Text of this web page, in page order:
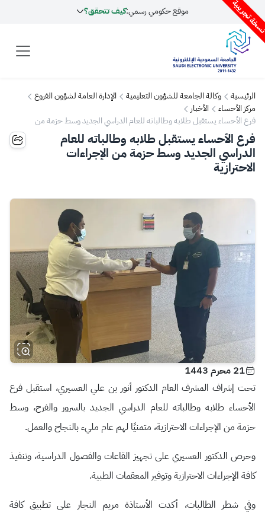
تجريبية موقع حكومي رسمي:كيف تتحقق؟
الرئيسية وكالة الجامعة للشؤون التعليمية
الإدارة العامة لشؤون الفروع
مركز الأحساء
الأخبار
فرع الأحساء يستقبل طلابه وطالباته للعام الدراسي الجديد وسط حزمة من
الإجراءات الاحترازية
فرع الأحساء يستقبل طلابه وطالباته للعام
الدراسي الجديد وسط حزمة من الإجراءات
الاحترازية
21 محرم 1443
تحت إشراف المشرف العام الدكتور أنور بن علي العسيري، استقبل فرع
الأحساء طلابه وطالباته للعام الدراسي الجديد بالسرور والفرح، وسط
حزمة من الإجراءات الاحترازية، متمنيًا لهم عام مليء بالنجاح والعمل.
وحرص الدكتور العسيري على تجهيز القاعات والفصول الدراسية، وتنفيذ
كافة الإجراءات الاحترازية وتوفير المعقمات الطبية.
وفي شطر الطالبات، أكدت الأستاذة مريم النجار على تطبيق كافة